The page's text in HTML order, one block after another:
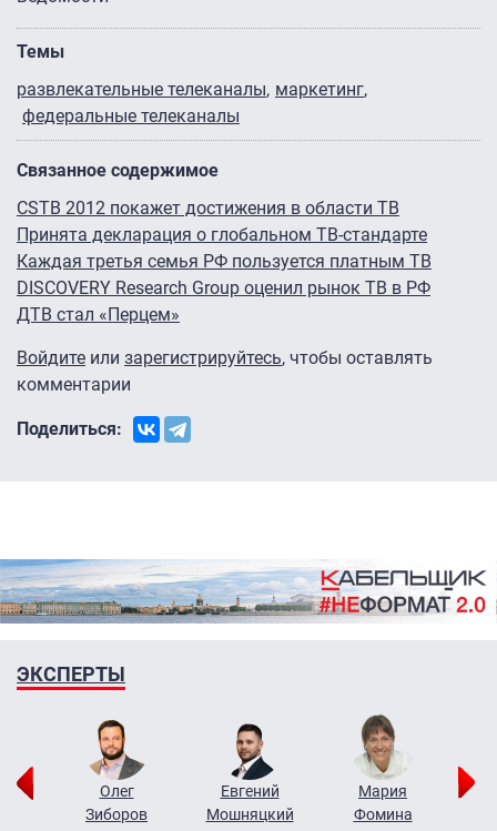
Темы
развлекательные телеканалы маркетинг
федеральные телеканалы
Связанное содержимое
CSTB 2012 покажет достижения в области ТВ
Принята декларация о глобальном ТВ-стандарте
Каждая третья семья РФ пользуется платным ТВ
DISCOVERY Research Group оценил рынок ТВ в РФ
ДТВ стал «Перцем»
Войдите или зарегистрируйтесь, чтобы оставлять
комментарии
Поделиться:
ЭКСПЕРТЫ
Олег
Зиборов
Евгений
Мошняцкий
Мария
Фомина